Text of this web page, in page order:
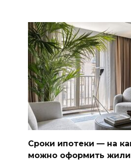
Сроки ипотеки — на
можно оформить